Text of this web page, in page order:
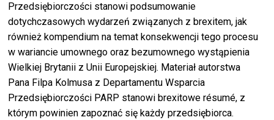
Przedsiębiorczości stanowi podsumowanie
dotychczasowych wydarzeń związanych z brexitem, jak
również kompendium na temat konsekwencji tego procesu
w wariancie umownego oraz bezumownego wystąpienia
Wielkiej Brytanii z Unii Europejskiej. Materiał autorstwa
Pana Filpa Kolmusa z Departamentu Wsparcia
Przedsiębiorczości PARP stanowi brexitowe résumé, z
którym powinien zapoznać się każdy przedsiębiorca.